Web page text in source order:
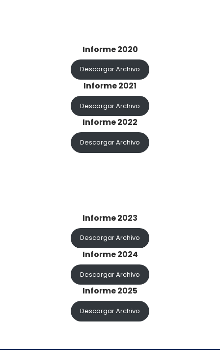
Informe 2020
Descargar Archivo
Informe 2021
Descargar Archivo
Informe 2022
Descargar Archivo
Informe 2023
Descargar Archivo
Informe 2024
Descargar Archivo
Informe 2025
Descargar Archivo